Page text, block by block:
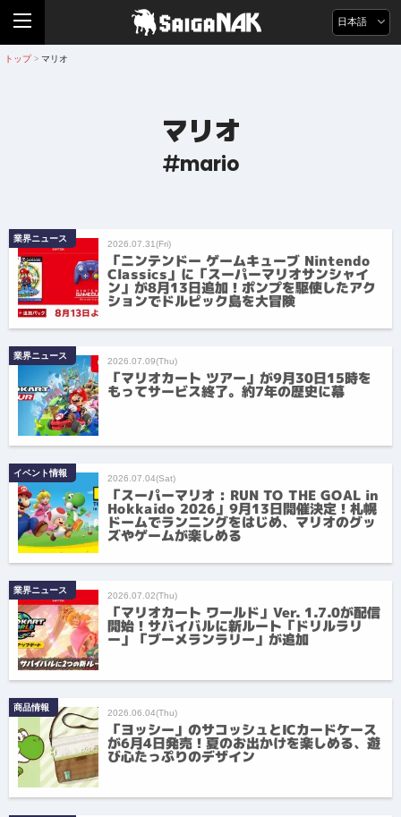
日本語
トップ > マリオ
マリオ
mario
業界ニュース 2026.07.31(Fri)
「ニンテンドー ゲームキューブ Nintendo
Classics」に「スーパーマリオサンシャイ
ン」が8月13日追加！ポンプを駆使したアク
ションでドルピック島を大冒険
業界ニュース 2026.07.09(Thu)
「マリオカート ツアー」が9月30日15時を
もってサービス終了。約7年の歴史に幕
イベント情報 2026.07.04(Sat)
「スーパーマリオ : RUN TO THE GOAL in
Hokkaido 2026」9月13日開催決定！札幌
ドームでランニングをはじめ、マリオのグッ
ズやゲームが楽しめる
業界ニュース 2026.07.02(Thu)
「マリオカート ワールド」Ver. 1.7.0が配信
開始！サバイバルに新ルート「ドリルラリ
ー」「ブーメランラリー」が追加
商品情報 2026.06.04(Thu)
「ヨッシー」のサコッシュとICカードケース
が6月4日発売！夏のお出かけを楽しめる、遊
び心たっぷりのデザイン